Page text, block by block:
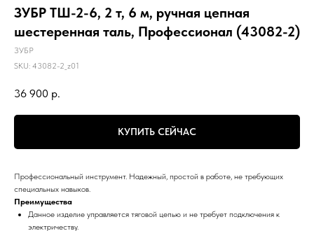
ЗУБР ТШ-2-6, 2 т, 6 м, ручная цепная
шестеренная таль, Профессионал (43082-2)
ЗУБР
SKU: 43082-2_z01
36 900 р.
КУПИТЬ СЕЙЧАС
Профессиональный инструмент. Надежный, простой в работе, не требующих
специальных навыков.
Преимущества
Данное изделие управляется тяговой цепью и не требует подключения к
электричеству.